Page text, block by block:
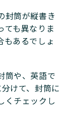
封筒が縦書き
ても異なりま
もあるでしょ
筒や、英語で
けて、封筒に
くチェックし